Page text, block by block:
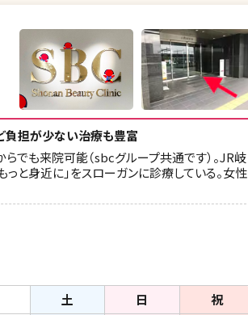
負担が少ない治療も豊富
でも来院可能（sbcグループ共通です）。JR岐
と身近に」をスローガンに診療している。女性
土 日 祝